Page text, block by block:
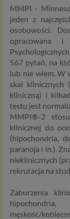
MMPI -
jeden z
osobowości.
opracowana i
567 pytań, na
lub nie wiem. W
skal klinicznych
kliniczną) i
testu jest
MMPI®-2
klinicznej do
(hipochondria,
paranoja i in.).
nieklinicznych
rekrutacja na
Zaburzenia
męskość/